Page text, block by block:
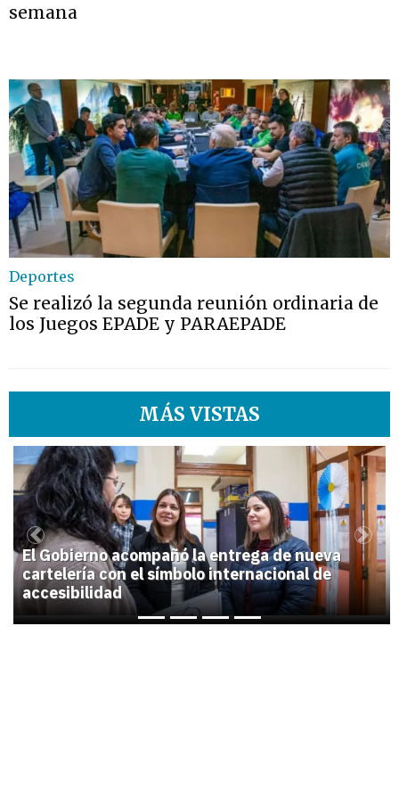
semana
Deportes
Se realizó la segunda reunión ordinaria de
los Juegos EPADE y PARAEPADE
MÁS VISTAS
1
El Gobierno acompañó la entrega de nueva
cartelería con el símbolo internacional de
accesibilidad
Previous Next